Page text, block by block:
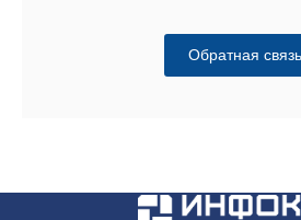
Обратная связь